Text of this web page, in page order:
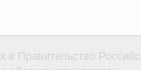
в Правительство